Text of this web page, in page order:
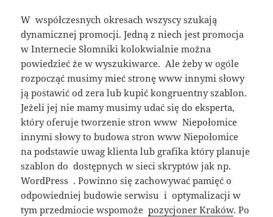
W współczesnych okresach wszyscy szukają
dynamicznej promocji. Jedną z niech jest promocja
w Internecie Słomniki kolokwialnie można
powiedzieć że w wyszukiwarce. Ale żeby w ogóle
rozpocząć musimy mieć stronę www innymi słowy
ją postawić od zera lub kupić kongruentny szablon.
Jeżeli jej nie mamy musimy udać się do eksperta,
który oferuje tworzenie stron www Niepołomice
innymi słowy to budowa stron www Niepołomice
na podstawie uwag klienta lub grafika który planuje
szablon do dostępnych w sieci skryptów jak np.
WordPress . Powinno się zachowywać pamięć o
odpowiedniej budowie serwisu i optymalizacji w
tym przedmiocie wspomożepozycjoner Kraków. Po